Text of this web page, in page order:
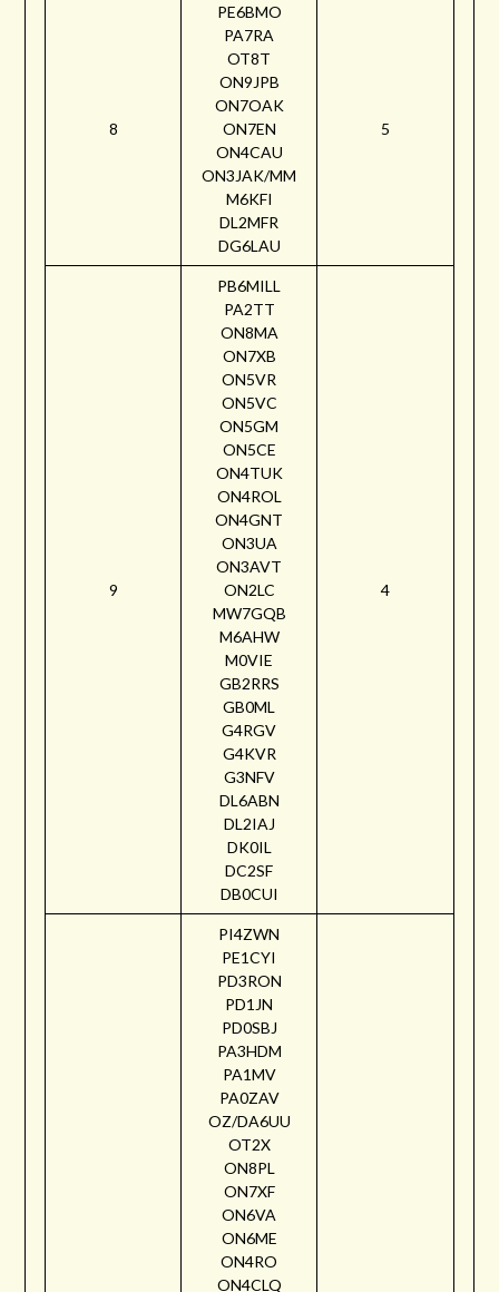
8
PE6BMO
PA7RA
OT8T
ON9JPB
ON7OAK
ON7EN
ON4CAU
ON3JAK/MM
M6KFI
DL2MFR
DG6LAU
5
9
PB6MILL
PA2TT
ON8MA
ON7XB
ON5VR
ON5VC
ON5GM
ON5CE
ON4TUK
ON4ROL
ON4GNT
ON3UA
ON3AVT
ON2LC
MW7GQB
M6AHW
M0VIE
GB2RRS
GB0ML
G4RGV
G4KVR
G3NFV
DL6ABN
DL2IAJ
DK0IL
DC2SF
DB0CUI
4
PI4ZWN
PE1CYI
PD3RON
PD1JN
PD0SBJ
PA3HDM
PA1MV
PA0ZAV
OZ/DA6UU
OT2X
ON8PL
ON7XF
ON6VA
ON6ME
ON4RO
ON4CLQ